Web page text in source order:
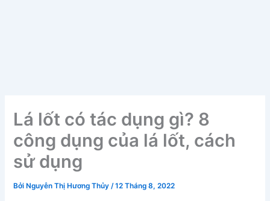
Lá lốt có tác dụng gì? 8
công dụng của lá lốt, cách
sử dụng
Bởi Nguyễn Thị Hương Thủy/12 Tháng 8, 2022